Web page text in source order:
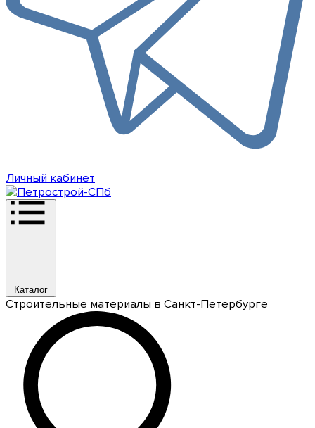
Личный кабинет
Каталог
Строительные материалы в Санкт-Петербурге